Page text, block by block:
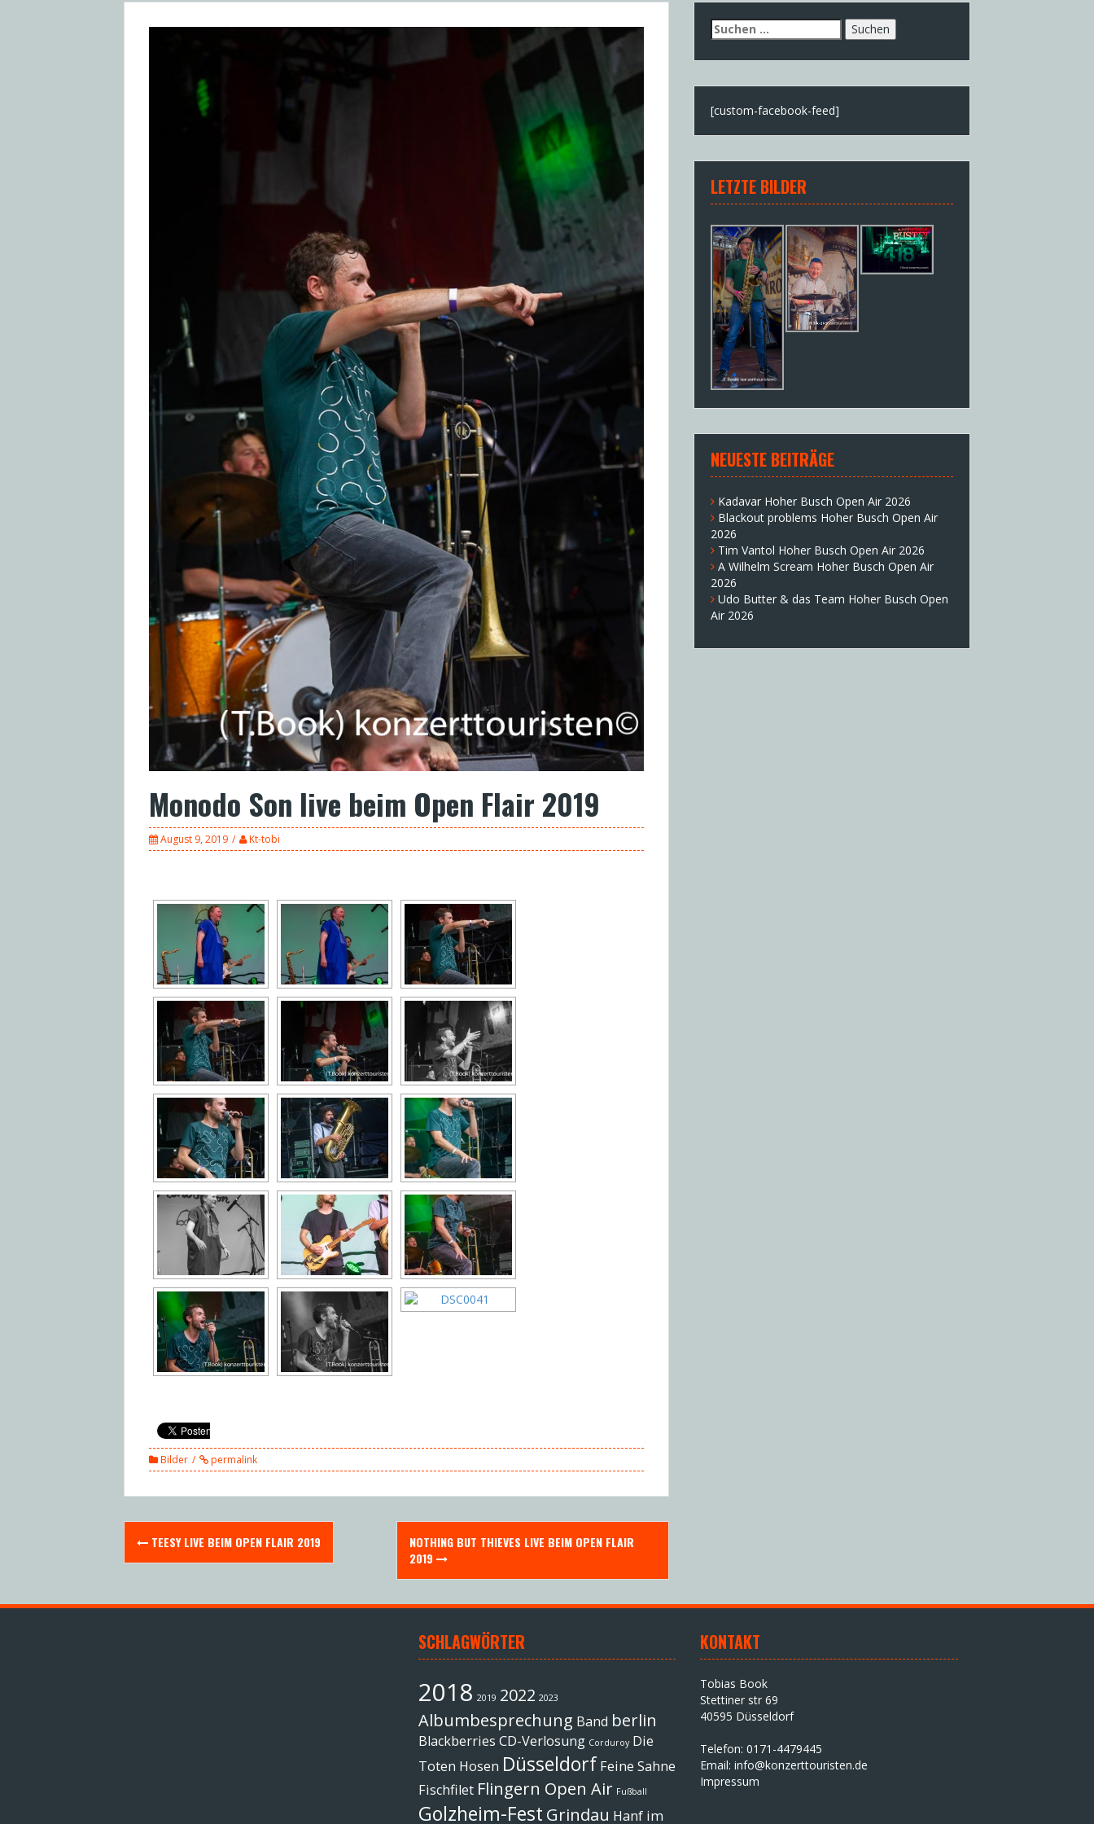
Monodo Son live beim Open Flair 2019
August 9, 2019 Kt-tobi
Bilder permalink
Post
navigation
TEESY LIVE BEIM OPEN FLAIR 2019
NOTHING BUT THIEVES LIVE BEIM OPEN FLAIR
2019
Suchen
nach:
[custom-facebook-feed]
LETZTE BILDER
NEUESTE BEITRÄGE
Kadavar Hoher Busch Open Air 2026
Blackout problems Hoher Busch Open Air
2026
Tim Vantol Hoher Busch Open Air 2026
A Wilhelm Scream Hoher Busch Open Air
2026
Udo Butter & das Team Hoher Busch Open
Air 2026
SCHLAGWÖRTER
2018 2019 2022 2023
Albumbesprechung Band berlin
Blackberries CD-Verlosung Corduroy Die
Toten Hosen Düsseldorf Feine Sahne
Fischfilet Flingern Open Air Fußball
Golzheim-Fest Grindau Hanf im
KONTAKT
Tobias Book
Stettiner str 69
40595 Düsseldorf
Telefon: 0171-4479445
Email:info@konzerttouristen.de
Impressum